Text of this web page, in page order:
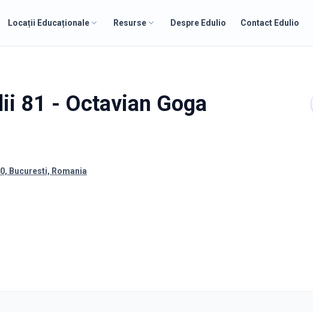
Locații Educaționale Resurse Despre Edulio Contact Edulio
81 - Octavian Goga
Bucuresti, Romania